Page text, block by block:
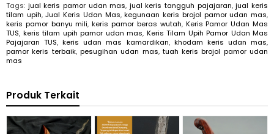
Tags: jual keris pamor udan mas, jual keris tangguh pajajaran,jual keris
tilam upih,Jual Keris Udan Mas,kegunaan keris brojol pamor udan mas,
keris pamor banyu mili,keris pamor beras wutah, Keris Pamor Udan Mas
TUS, keris tilam upih pamor udan mas, Keris Tilam Upih Pamor Udan Mas
Pajajaran TUS,keris udan mas kamardikan, khodam keris udan mas,
pamor keris terbaik, pesugihan udan mas, tuah keris brojol pamor udan
mas
Produk Terkait